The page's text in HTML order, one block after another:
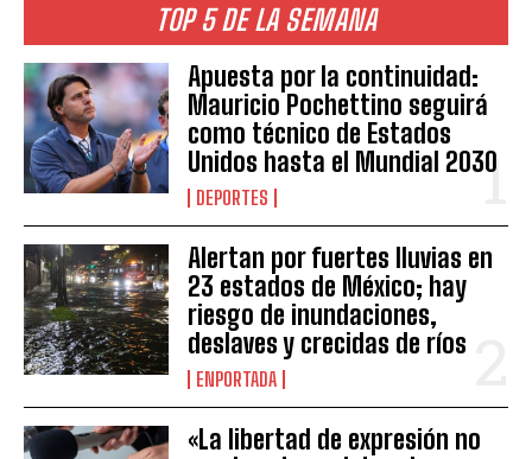
TOP 5 DE LA SEMANA
Apuesta por la continuidad:
Mauricio Pochettino seguirá
como técnico de Estados
Unidos hasta el Mundial 2030
DEPORTES
Alertan por fuertes lluvias en
23 estados de México; hay
riesgo de inundaciones,
deslaves y crecidas de ríos
ENPORTADA
«La libertad de expresión no